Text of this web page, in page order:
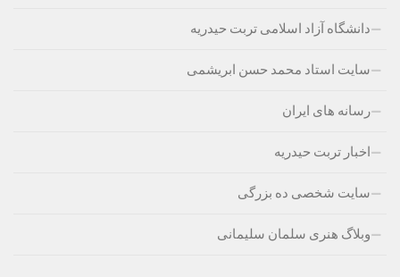
دانشگاه آزاد اسلامی تربت حیدریه
سایت استاد محمد حسن ابریشمی
رسانه های ایران
اخبار تربت حیدریه
سایت شخصی ده بزرگی
وبلاگ هنری سلمان سلیمانی